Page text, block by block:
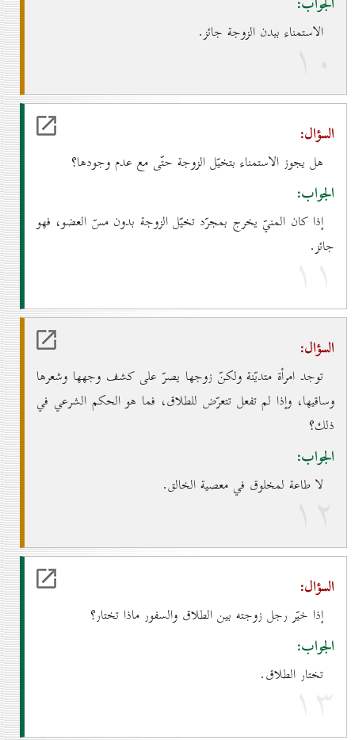
الاستمناء ببدن الزوجة جائز.
۱٠
السؤال:
هل يجوز الاستمناء بتخيّل الزوجة حتّى مع عدم وجودها؟
الجواب:
إذا كان المنيّ يخرج بمجرّد تخيّل الزوجة بدون مسّ العضو، فهو
جائز.
۱۱
السؤال:
توجد امرأة متديّنة ولكنّ زوجها يصرّ على كشف وجهها وشعرها
وساقيها، وإذا لم تفعل تتعرّض للطلاق، فما هو الحكم الشرعي في
ذلك؟
الجواب:
لا طاعة لمخلوق في معصية الخالق.
۱۲
السؤال:
إذا خيّر رجل زوجته بين الطلاق والسفور ماذا تختار؟
الجواب:
تختار الطلاق.
۱۳